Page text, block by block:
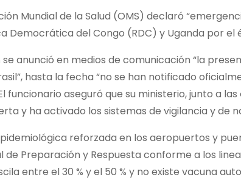
Mundial de la Salud (OMS) declaró
Democrática del Congo (RDC) y Uganda por
anunció en medios de comunicación “la
hasta la fecha “no se han notificado
funcionario aseguró que su ministerio, junto a
y ha activado los sistemas de vigilancia y de
reforzada en los aeropuertos y
de Preparación y Respuesta conforme a los
entre el 30 % y el 50 % y no existe vacuna